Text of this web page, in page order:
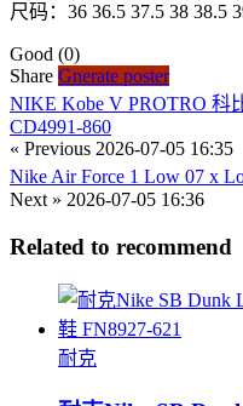
尺码：36 36.5 37.5 38 38.5
Good (0)
Share Gnerate poster
NIKE Kobe V PROTRO 科
CD4991-860
« Previous 2026-07-05 16:35
Nike Air Force 1 Low 07 x
Next » 2026-07-05 16:36
Related to recommend
耐克